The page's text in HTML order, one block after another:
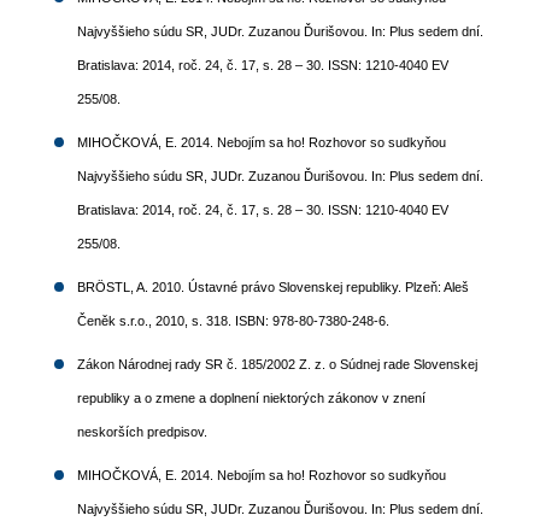
Najvyššieho súdu SR, JUDr. Zuzanou Ďurišovou. In: Plus sedem dní.
Bratislava: 2014, roč. 24, č. 17, s. 28 – 30. ISSN: 1210-4040 EV
255/08.
MIHOČKOVÁ, E. 2014. Nebojím sa ho! Rozhovor so sudkyňou
Najvyššieho súdu SR, JUDr. Zuzanou Ďurišovou. In: Plus sedem dní.
Bratislava: 2014, roč. 24, č. 17, s. 28 – 30. ISSN: 1210-4040 EV
255/08.
BRÖSTL, A. 2010. Ústavné právo Slovenskej republiky. Plzeň: Aleš
Čeněk s.r.o., 2010, s. 318. ISBN: 978-80-7380-248-6.
Zákon Národnej rady SR č. 185/2002 Z. z. o Súdnej rade Slovenskej
republiky a o zmene a doplnení niektorých zákonov v znení
neskorších predpisov.
MIHOČKOVÁ, E. 2014. Nebojím sa ho! Rozhovor so sudkyňou
Najvyššieho súdu SR, JUDr. Zuzanou Ďurišovou. In: Plus sedem dní.